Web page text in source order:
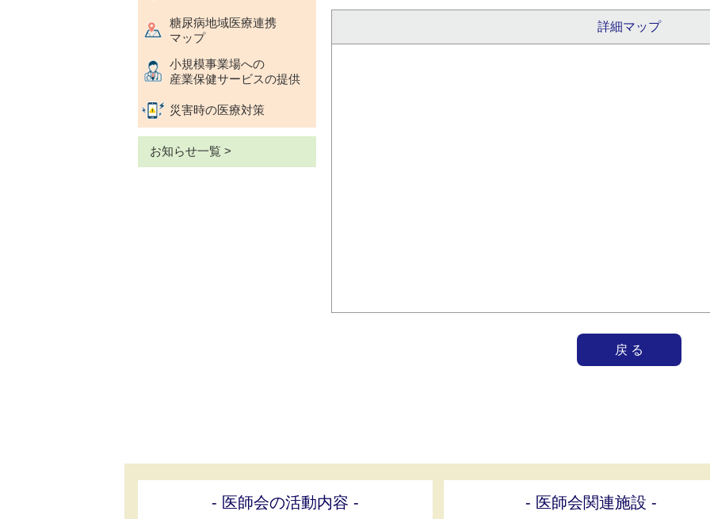
詳細マップ
戻 る
糖尿病地域医療連携
マップ
小規模事業場への
産業保健サービスの提供
災害時の医療対策
お知らせ一覧 >
- 医師会の活動内容 - - 医師会関連施設 -